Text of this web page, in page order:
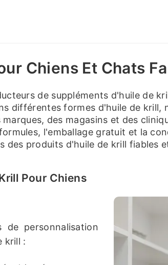
Chiens Et Chats
de suppléments d'huile de
différentes formes d'huile de krill,
des magasins et des
l'emballage gratuit et la
des produits d'huile de krill fiables
Pour Chiens
de personnalisation
krill :